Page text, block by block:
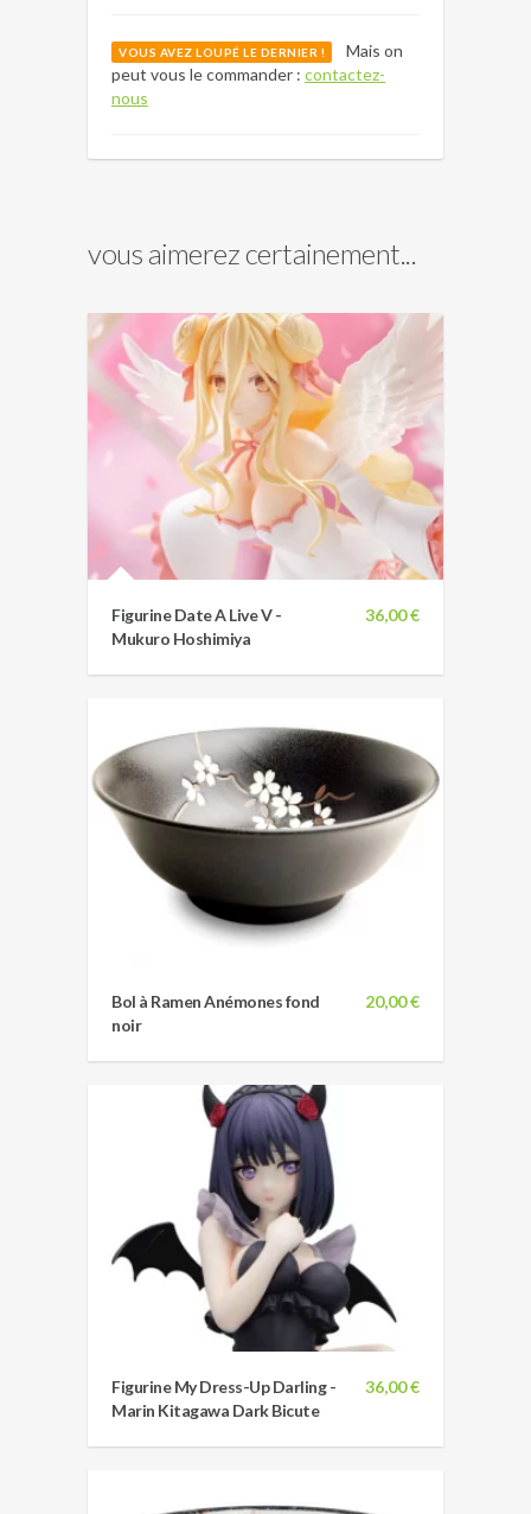
VOUS AVEZ LOUPÉ LE DERNIER !
Mais on
peut vous le commander : contactez-
nous
vous aimerez certainement...
36,00 €
Figurine Date A Live V -
Mukuro Hoshimiya
20,00 €
Bol à Ramen Anémones fond
noir
36,00 €
Figurine My Dress-Up Darling -
Marin Kitagawa Dark Bicute